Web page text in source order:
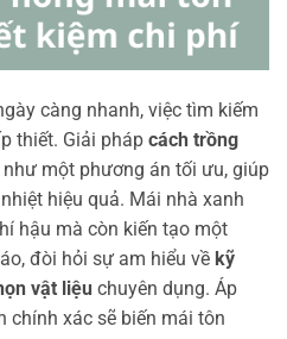
càng nhanh, việc tìm kiếm
thiết. Giải pháp cách trồng
một phương án tối ưu, giúp
hiệu quả. Mái nhà xanh
hậu mà còn kiến tạo một
đòi hỏi sự am hiểu về kỹ
vật liệu chuyên dụng. Áp
chính xác sẽ biến mái tôn